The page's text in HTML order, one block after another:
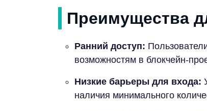
Преимущества
Ранний доступ:
возможностям в блокчейн-
Низкие барьеры для входа:
наличия минимального